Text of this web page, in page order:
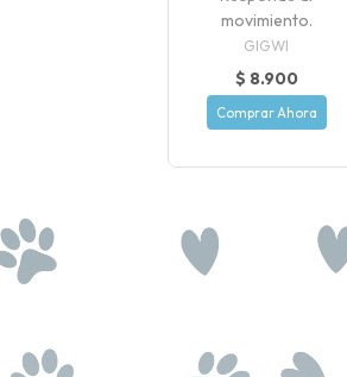
movimiento.
GIGWI
$ 8.900
Comprar Ahora